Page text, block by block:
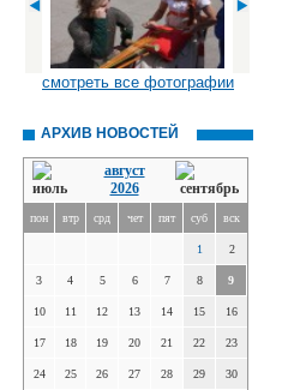
смотреть все фотографии
АРХИВ НОВОСТЕЙ
август
2026
пон втр срд чет пят суб вск
1 2
3 4 5 6 7 8 9
10 11 12 13 14 15 16
17 18 19 20 21 22 23
24 25 26 27 28 29 30